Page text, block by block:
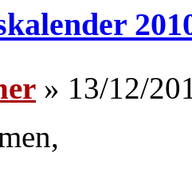
» 13/12/